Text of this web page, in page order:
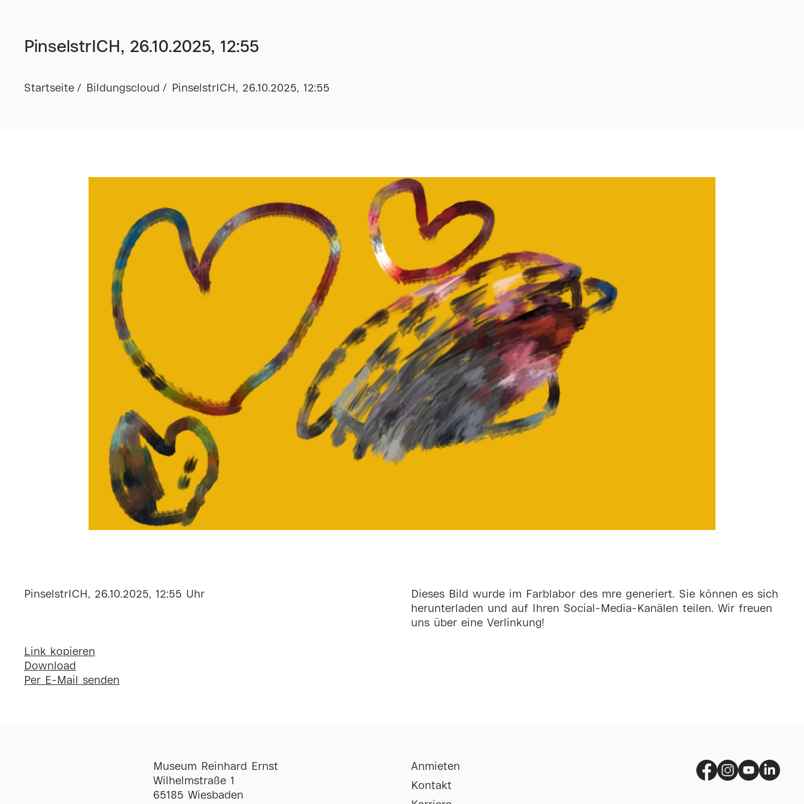
PinselstrICH, 26.10.2025, 12:55
Startseite Bildungscloud PinselstrICH, 26.10.2025, 12:55
PinselstrICH, 26.10.2025, 12:55 Uhr
Link kopieren
Download
Per E-Mail senden
Dieses Bild wurde im Farblabor des mre generiert. Sie können es sich
herunterladen und auf Ihren Social-Media-Kanälen teilen. Wir freuen
uns über eine Verlinkung!
Museum Reinhard Ernst
Wilhelmstraße 1
65185 Wiesbaden
Anmieten
Kontakt